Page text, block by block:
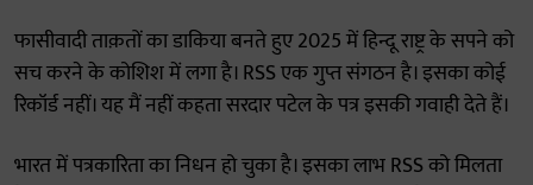
फासीवादी ताक़तों का डाकिया बनते हुए 2025 में हिन्दू राष्ट्र के सपने को
सच करने के कोशिश में लगा है। RSS एक गुप्त संगठन है। इसका कोई
रिकॉर्ड नहीं। यह मैं नहीं कहता सरदार पटेल के पत्र इसकी गवाही देते हैं।
भारत में पत्रकारिता का निधन हो चुका है। इसका लाभ RSS को मिलता